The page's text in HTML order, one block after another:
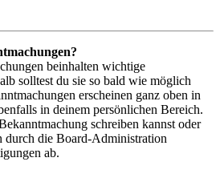
beinhalten wichtige
solltest du sie so bald wie möglich
erscheinen ganz oben in
in deinem persönlichen Bereich.
schreiben kannst oder
durch die Board-Administration
ab.